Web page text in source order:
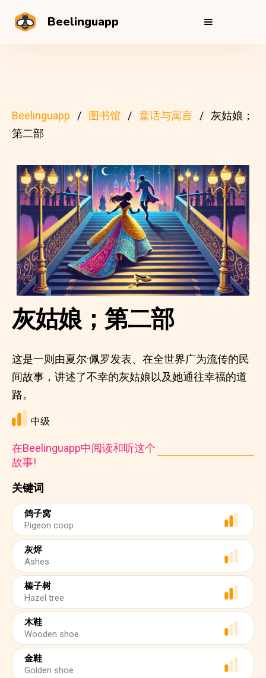
Beelinguapp
Beelinguapp 图书馆 童话与寓言
灰姑娘；
第二部
关键词
鸽子窝
Pigeon coop
灰烬
Ashes
榛子树
Hazel tree
木鞋
Wooden shoe
金鞋
Golden shoe
灰姑娘；第二部
这是一则由夏尔·佩罗发表、在全世界广为流传的民
间故事，讲述了不幸的灰姑娘以及她通往幸福的道
路。
中级
在Beelinguapp中阅读和听这个
故事!